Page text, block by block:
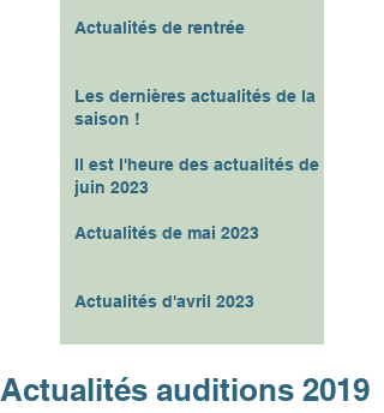
Actualités de rentrée
Les dernières actualités de la
saison !
Il est l'heure des actualités de
juin 2023
Actualités de mai 2023
Actualités d'avril 2023
Actualités auditions 2019